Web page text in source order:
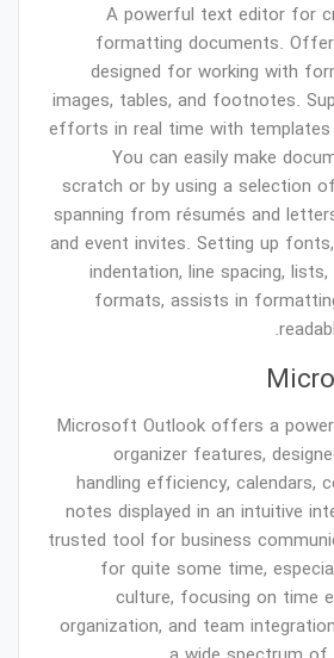
A powerful text editor for
formatting documents.
designed for working with
images, tables, and footnotes.
efforts in real time with
You can easily make
scratch or by using a selection
spanning from résumés and
and event invites. Setting up
indentation, line spacing,
formats, assists in
Microsoft Outlook offers a
organizer features,
handling efficiency, calendars,
notes displayed in an intuitive
trusted tool for business
for quite some time,
culture, focusing on time
organization, and team